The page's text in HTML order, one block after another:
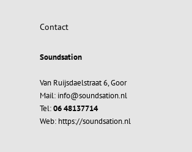
Contact
Soundsation
Van Ruijsdaelstraat 6, Goor
Mail: info@soundsation.nl
Tel:06 48137714
Web: https://soundsation.nl